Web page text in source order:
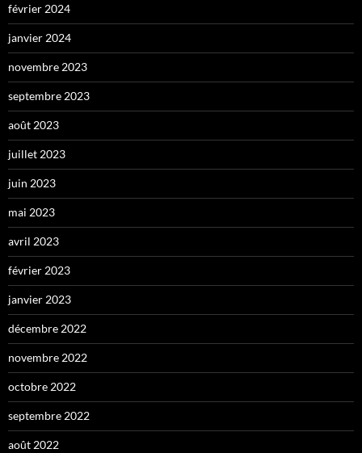
février 2024
janvier 2024
novembre 2023
septembre 2023
août 2023
juillet 2023
juin 2023
mai 2023
avril 2023
février 2023
janvier 2023
décembre 2022
novembre 2022
octobre 2022
septembre 2022
août 2022